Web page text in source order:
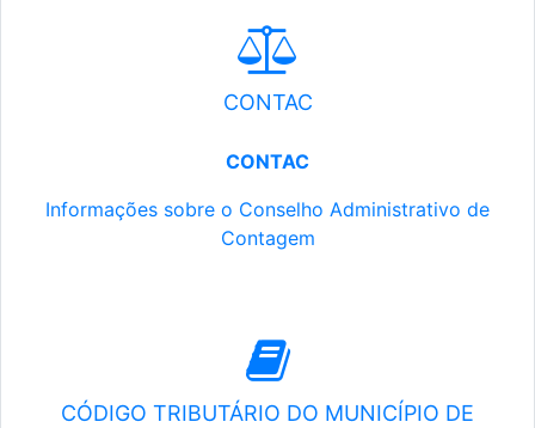
CONTAC
CONTAC
Informações sobre o Conselho Administrativo de
Contagem
CÓDIGO TRIBUTÁRIO DO MUNICÍPIO DE